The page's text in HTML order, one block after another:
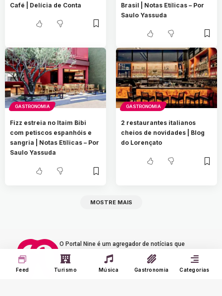
Café | Delícia de Conta
Brasil | Notas Etílicas – Por
Saulo Yassuda
GASTRONOMIA
Fizz estreia no Itaim Bibi
com petiscos espanhóis e
sangria | Notas Etílicas – Por
Saulo Yassuda
GASTRONOMIA
2 restaurantes italianos
cheios de novidades | Blog
do Lorençato
MOSTRE MAIS
O Portal Nine é um agregador de notícias que
carrega somente notícias de sites confiáveis
e tradicionais na internet. Curta novas
histórias e experiências de música, turismo e
Feed Turismo Música Gastronomia Categorias